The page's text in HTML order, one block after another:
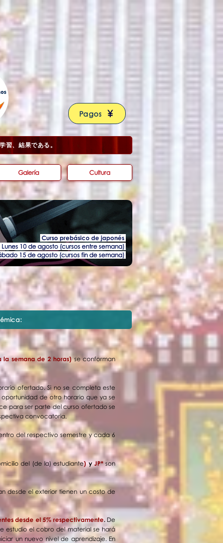
Pagos
、結果である。
Galería Cultura
Curso prebásico de japonés
Lunes 10 de agosto (cursos entre semana)
15 de agosto (cursos fin de semana)
la semana de 2 horas)se conforman
ofertado. Si no se completa este
de otro horario que ya se
para ser parte del curso ofertado se
convocatoria.
del respectivo semestre y cada 6
del (de la) estudiante) yJP* son
desde el exterior tienen un costo de
desde el 5% respectivamente. De
estudio el cobro del material se hará
un nuevo nivel de aprendizaje. En